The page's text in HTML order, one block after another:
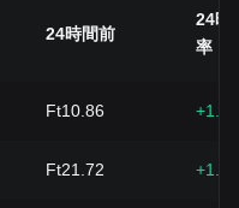
24時間前
24時
率
Ft10.86
Ft21.72